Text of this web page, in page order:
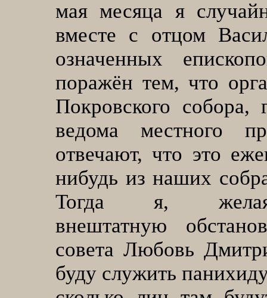
мая месяца я
вместе с отцом
означенных
поражён тем, что
Покровского собора,
ведома местного
отвечают, что это
нибудь из наших
Тогда я,
внештатную
совета Любовь
буду служить